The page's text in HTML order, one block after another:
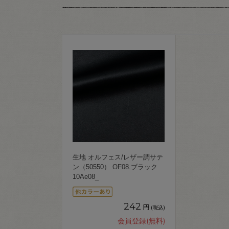
生地 オルフェス/レザー調サテ
ン（50550） OF08.ブラック
10Ae08_
242 円 (税込)
会員登録(無料)